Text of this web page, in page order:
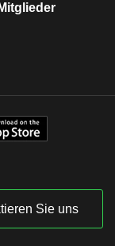
Mitglieder
Sie uns